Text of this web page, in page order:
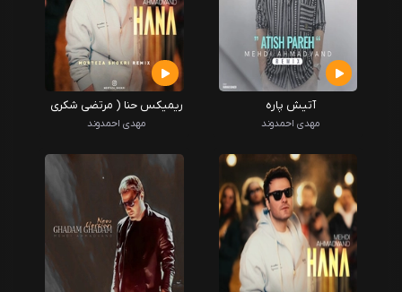
آتیش پاره
مهدی احمدوند
ریمیکس حنا ( مرتضی شکری
)
مهدی احمدوند